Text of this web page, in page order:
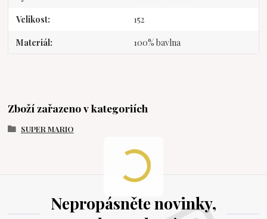
Velikost 152
Materiál 100% bavlna
Zboží zařazeno v kategoriích
SUPER MARIO
Nepropásněte novinky,